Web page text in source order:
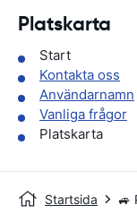
Platskarta
Start
Kontakta oss
Användarnamn
Vanliga frågor
Platskarta
Startsida 🚙